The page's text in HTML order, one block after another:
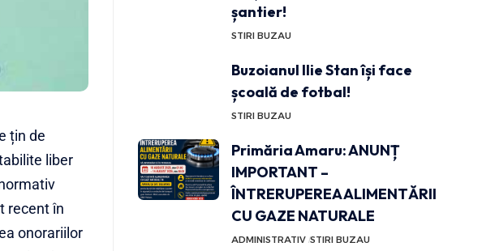
țin de
liber
recent în
onorariilor
șantier!
STIRI BUZAU
Buzoianul Ilie Stan își face
școală de fotbal!
STIRI BUZAU
Primăria Amaru: ANUNȚ
IMPORTANT –
ÎNTRERUPEREA ALIMENTĂRII
CU GAZE NATURALE
ADMINISTRATIV STIRI BUZAU